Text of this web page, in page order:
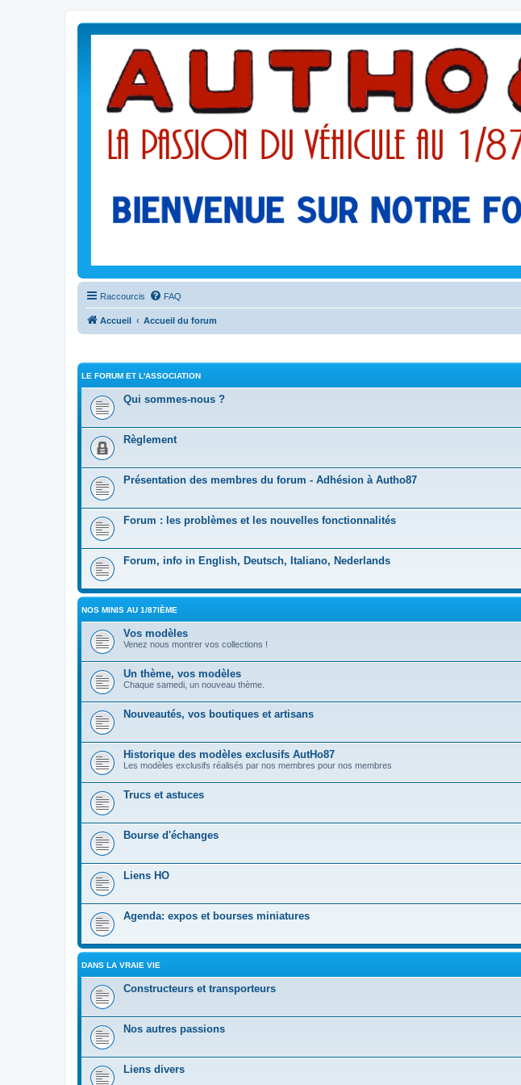
Raccourcis FAQ
Accueil Accueil du forum
LE FORUM ET L'ASSOCIATION
Qui sommes-nous ?
Règlement
Présentation des membres du forum - Adhésion à Autho87
Forum : les problèmes et les nouvelles fonctionnalités
Forum, info in English, Deutsch, Italiano, Nederlands
NOS MINIS AU 1/87IÈME
Vos modèles
Venez nous montrer vos collections !
Un thème, vos modèles
Chaque samedi, un nouveau thème.
Nouveautés, vos boutiques et artisans
Historique des modèles exclusifs AutHo87
Les modèles exclusifs réalisés par nos membres pour nos membres
Trucs et astuces
Bourse d'échanges
Liens HO
Agenda: expos et bourses miniatures
DANS LA VRAIE VIE
Constructeurs et transporteurs
Nos autres passions
Liens divers